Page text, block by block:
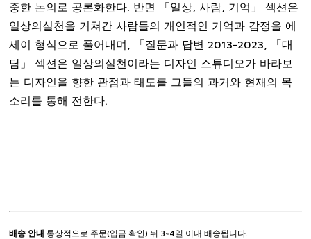
중한 논의로 공론화한다. 반면 「일상, 사람, 기억」 섹션은
일상의실천을 거쳐간 사람들의 개인적인 기억과 감정을 에
세이 형식으로 풀어내며, 「질문과 답변 2013-2023, 「대
담」 섹션은 일상의실천이라는 디자인 스튜디오가 바라보
는 디자인을 향한 관점과 태도를 그들의 과거와 현재의 목
소리를 통해 전한다.
배송 안내 통상적으로 주문(입금 확인) 뒤 3~4일 이내 배송됩니다.